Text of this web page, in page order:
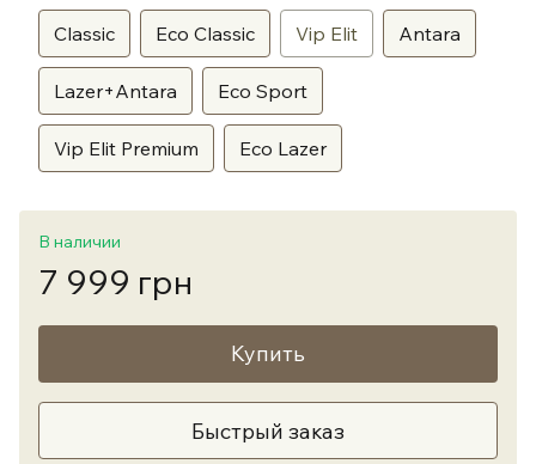
Classic Eco Classic Vip Elit Antara
Lazer+Antara Eco Sport
Vip Elit Premium Eco Lazer
В наличии
7 999 грн
Купить
Быстрый заказ